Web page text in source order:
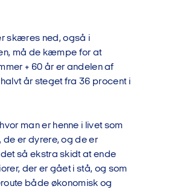
skæres ned, også i
må de kæmpe for at
+ 60 år er andelen af
år steget fra 36 procent i
man er henne i livet som
de er dyrere, og de er
så ekstra skidt at ende
der er gået i stå, og som
både økonomisk og